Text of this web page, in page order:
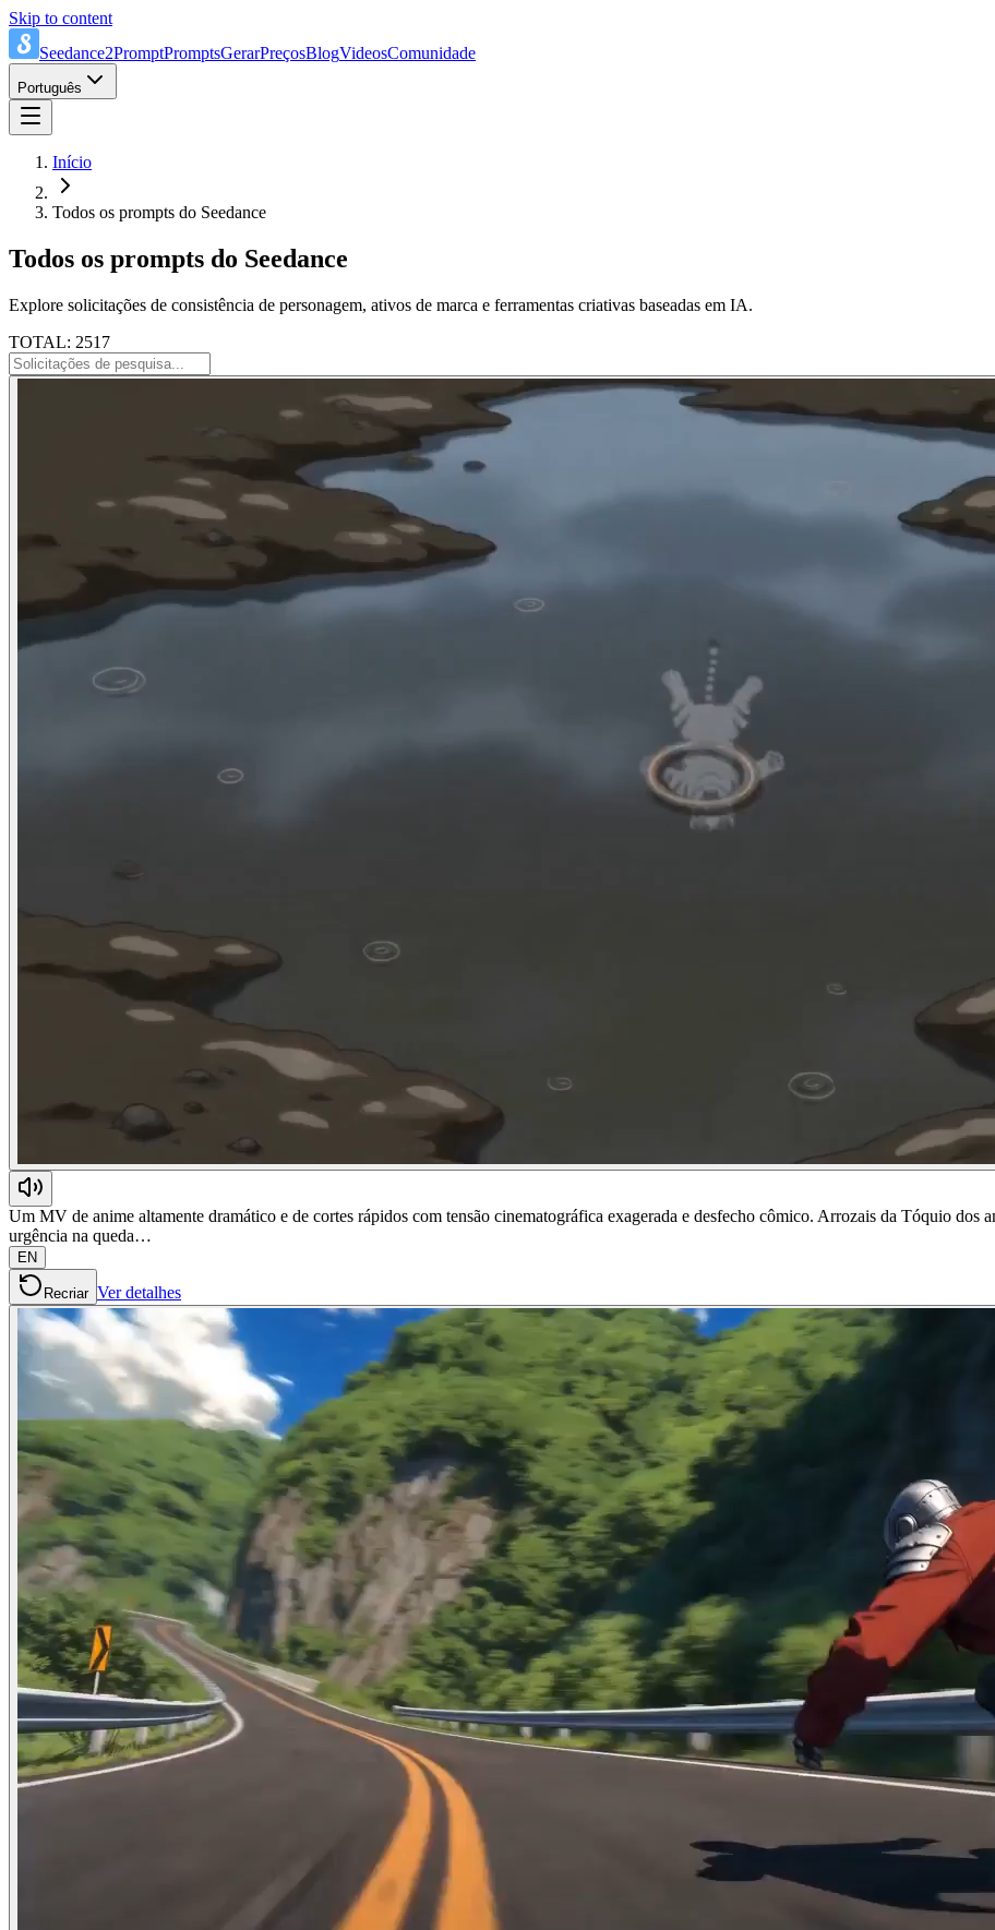
Skip to content
Seedance2PromptPromptsGerarPreçosBlogVideosComunidade
Português
Início
Todos os prompts do Seedance
Todos os prompts do Seedance
Explore solicitações de consistência de personagem, ativos de marca e ferramentas criativas baseadas em IA.
TOTAL: 2517
Um MV de anime altamente dramático e de cortes rápidos com tensão cinematográfica exagerada e desfecho cômico. Arrozais da Tóquio dos
urgência na queda…
EN
Recriar Ver detalhes